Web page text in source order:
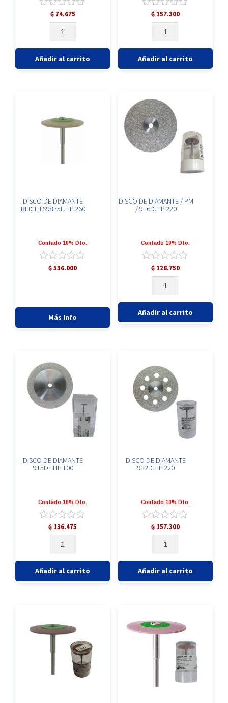
Valorado
con
5
₲74.675
HP
190
cantidad
Añadir al carrito
Valorado
con
5
₲157.300
DIAMANTE
PM/
911D.HP.220
Añadir al carrito
DISCO DE DIAMANTE
BEIGE LS9875F.HP.260
Contado 10% Dto.
Valorado
₲536.000
Más Info
DISCO DE DIAMANTE / PM
/ 916D.HP.220
Contado 10% Dto.
Valorado
con
5
₲128.750
DIAMANTE
/
PM
Añadir al carrito
DISCO DE DIAMANTE
915DF.HP.100
Contado 10% Dto.
Valorado
con
5
₲ 136.475
DIAMANTE
915DF.HP.100
cantidad
Añadir al carrito
DISCO DE DIAMANTE
932D.HP.220
Contado 10% Dto.
Valorado
con
5
₲157.300
DIAMANTE
932D.HP.220
cantidad
Añadir al carrito